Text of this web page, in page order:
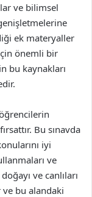
ve bilimsel
ek materyaller
önemli bir
bu kaynakları
öğrencilerin
Bu sınavda
iyi
ve
ve canlıları
bu alandaki